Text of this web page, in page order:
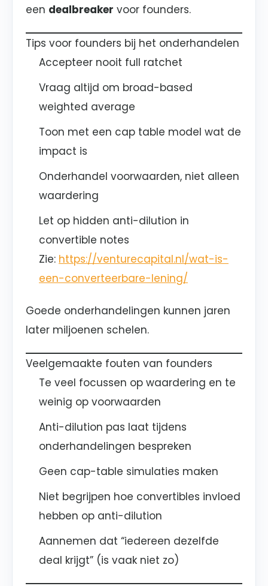
een dealbreaker voor founders.
Tips voor founders bij het onderhandelen
Accepteer nooit full ratchet
Vraag altijd om broad-based
weighted average
Toon met een cap table model wat de
impact is
Onderhandel voorwaarden, niet alleen
waardering
Let op hidden anti-dilution in
convertible notes
Zie: https://venturecapital.nl/wat-is-
een-converteerbare-lening/
Goede onderhandelingen kunnen jaren
later miljoenen schelen.
Veelgemaakte fouten van founders
Te veel focussen op waardering en te
weinig op voorwaarden
Anti-dilution pas laat tijdens
onderhandelingen bespreken
Geen cap-table simulaties maken
Niet begrijpen hoe convertibles invloed
hebben op anti-dilution
Aannemen dat “iedereen dezelfde
deal krijgt” (is vaak niet zo)